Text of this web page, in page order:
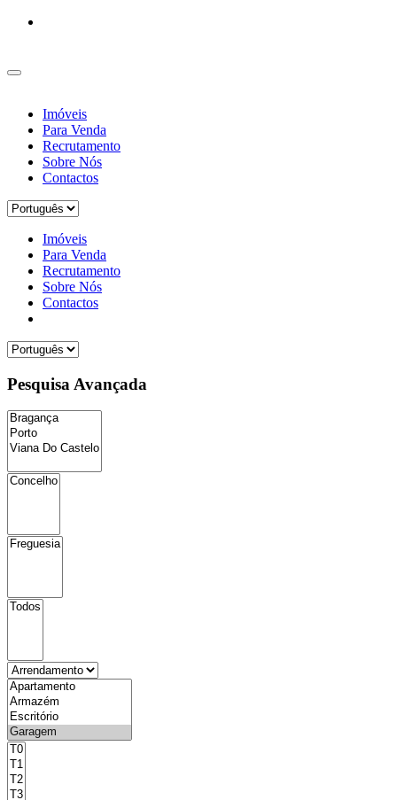
Imóveis
Para Venda
Recrutamento
Sobre Nós
Contactos
Imóveis
Para Venda
Recrutamento
Sobre Nós
Contactos
Pesquisa Avançada